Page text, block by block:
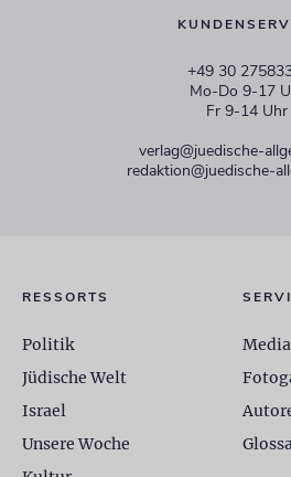
+49 30
Mo-Do 9-17
Fr 9-14 Uhr
verlag@juedische-
redaktion@juedische-
RESSORTS
Politik
Jüdische Welt
Israel
Unsere Woche